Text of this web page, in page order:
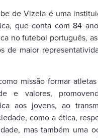
de Vizela é uma
que conta com 84
no futebol português,
de maior
missão formar
e valores,
aos jovens, ao
como a ética,
mas também uma